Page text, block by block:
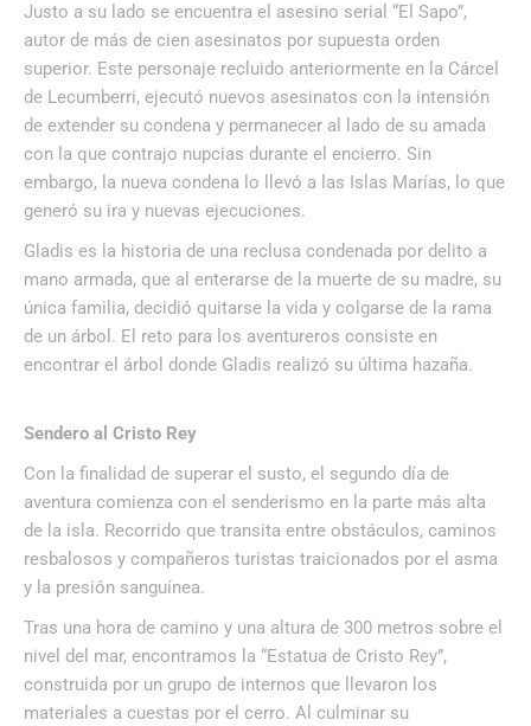
Justo a su lado se encuentra el asesino serial “El Sapo”,
autor de más de cien asesinatos por supuesta orden
superior. Este personaje recluido anteriormente en la Cárcel
de Lecumberri, ejecutó nuevos asesinatos con la intensión
de extender su condena y permanecer al lado de su amada
con la que contrajo nupcias durante el encierro. Sin
embargo, la nueva condena lo llevó a las Islas Marías, lo que
generó su ira y nuevas ejecuciones.
Gladis es la historia de una reclusa condenada por delito a
mano armada, que al enterarse de la muerte de su madre, su
única familia, decidió quitarse la vida y colgarse de la rama
de un árbol. El reto para los aventureros consiste en
encontrar el árbol donde Gladis realizó su última hazaña.
Sendero al Cristo Rey
Con la finalidad de superar el susto, el segundo día de
aventura comienza con el senderismo en la parte más alta
de la isla. Recorrido que transita entre obstáculos, caminos
resbalosos y compañeros turistas traicionados por el asma
y la presión sanguínea.
Tras una hora de camino y una altura de 300 metros sobre el
nivel del mar, encontramos la “Estatua de Cristo Rey”,
construida por un grupo de internos que llevaron los
materiales a cuestas por el cerro. Al culminar su